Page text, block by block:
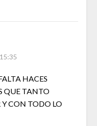
HACES
QUE TANTO
CON TODO LO